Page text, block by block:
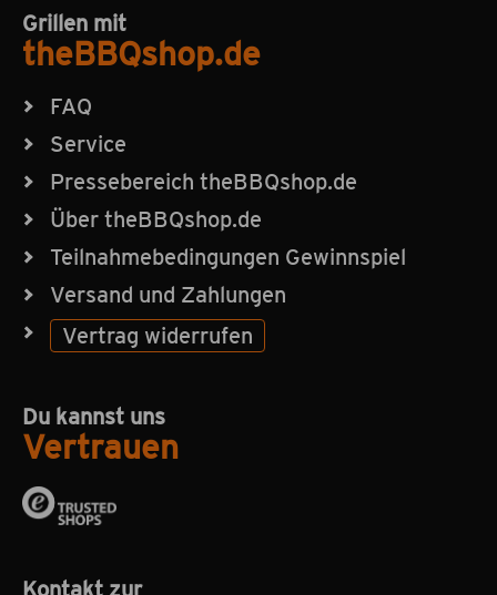
Grillen mit
theBBQshop.de
FAQ
Service
Pressebereich theBBQshop.de
Über theBBQshop.de
Teilnahmebedingungen Gewinnspiel
Versand und Zahlungen
Vertrag widerrufen
Du kannst uns
Vertrauen
Kontakt zur